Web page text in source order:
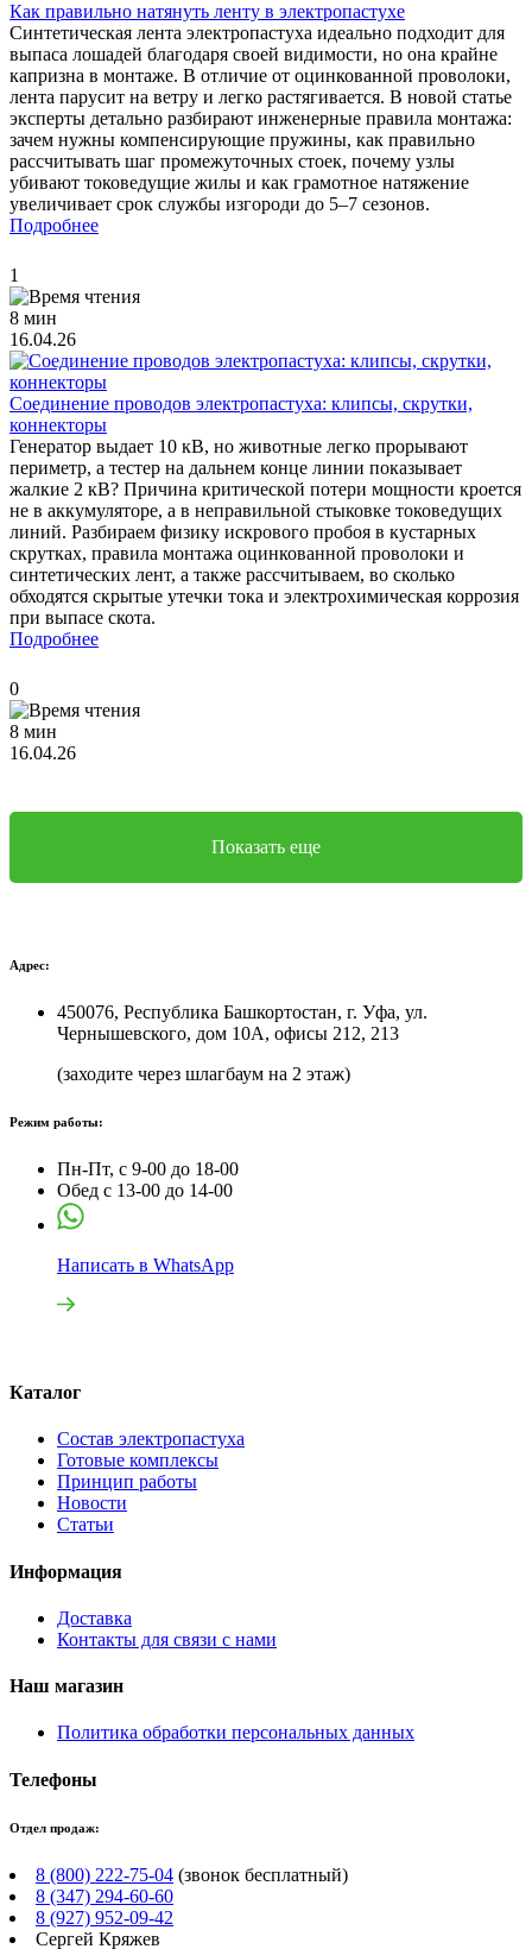
Как правильно натянуть ленту в электропастухе
Синтетическая лента электропастуха идеально подходит для
выпаса лошадей благодаря своей видимости, но она крайне
капризна в монтаже. В отличие от оцинкованной проволоки,
лента парусит на ветру и легко растягивается. В новой статье
эксперты детально разбирают инженерные правила монтажа:
зачем нужны компенсирующие пружины, как правильно
рассчитывать шаг промежуточных стоек, почему узлы
убивают токоведущие жилы и как грамотное натяжение
увеличивает срок службы изгороди до 5–7 сезонов.
Подробнее
1
8 мин
16.04.26
Соединение проводов электропастуха: клипсы, скрутки,
коннекторы
Генератор выдает 10 кВ, но животные легко прорывают
периметр, а тестер на дальнем конце линии показывает
жалкие 2 кВ? Причина критической потери мощности кроется
не в аккумуляторе, а в неправильной стыковке токоведущих
линий. Разбираем физику искрового пробоя в кустарных
скрутках, правила монтажа оцинкованной проволоки и
синтетических лент, а также рассчитываем, во сколько
обходятся скрытые утечки тока и электрохимическая коррозия
при выпасе скота.
Подробнее
0
8 мин
16.04.26
Показать еще
Адрес:
450076, Республика Башкортостан, г. Уфа, ул.
Чернышевского, дом 10А, офисы 212, 213
(заходите через шлагбаум на 2 этаж)
Режим работы:
Пн-Пт, с 9-00 до 18-00
Обед с 13-00 до 14-00
Написать в WhatsApp
Каталог
Состав электропастуха
Готовые комплексы
Принцип работы
Новости
Статьи
Информация
Доставка
Контакты для связи с нами
Наш магазин
Политика обработки персональных данных
Телефоны
Отдел продаж:
8 (800) 222-75-04 (звонок бесплатный)
8 (347) 294-60-60
8 (927) 952-09-42
Сергей Кряжев